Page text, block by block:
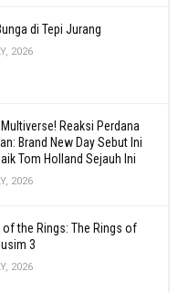
di Tepi Jurang
2026
Multiverse! Reaksi Perdana
Brand New Day Sebut Ini
Tom Holland Sejauh Ini
2026
of the Rings: The Rings of
3
2026